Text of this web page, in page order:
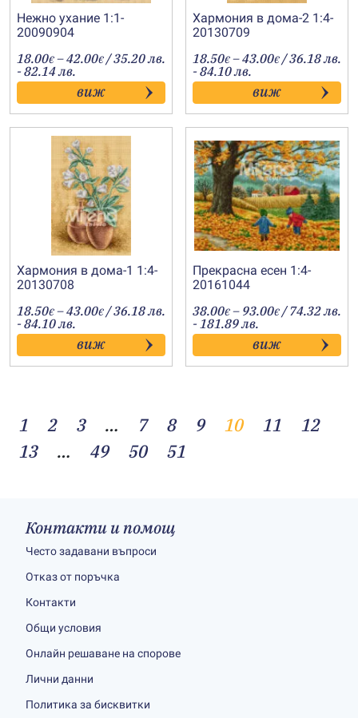
Нежно ухание 1:1-
20090904
18.00€ –42.00€Price
range:
18.00€
through
42.00€
/ 35.20 лв.
- 82.14 лв.
виж
Хармония в дома-2 1:4-
20130709
18.50€ –43.00€Price
range:
18.50€
through
43.00€
/ 36.18 лв.
- 84.10 лв.
виж
Хармония в дома-1 1:4-
20130708
18.50€ –43.00€Price
range:
18.50€
through
43.00€
/ 36.18 лв.
- 84.10 лв.
виж
Прекрасна есен 1:4-
20161044
38.00€ – 93.00€Price
range:
38.00€
through
93.00€
/ 74.32 лв.
- 181.89 лв.
виж
1 2 3 … 7 8 9 10 11
12
13
… 49 50 51
Контакти и помощ
Често задавани въпроси
Отказ от поръчка
Контакти
Общи условия
Онлайн решаване на спорове
Лични данни
Политика за бисквитки